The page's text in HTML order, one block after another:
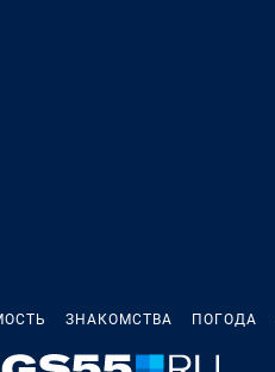
ЗНАКОМСТВА ПОГОДА